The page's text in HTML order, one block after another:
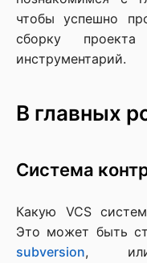
чтобы успешно
сборку проекта
инструментарий.
В главных
Система
Какую VCS
Это может быть
subversion, или